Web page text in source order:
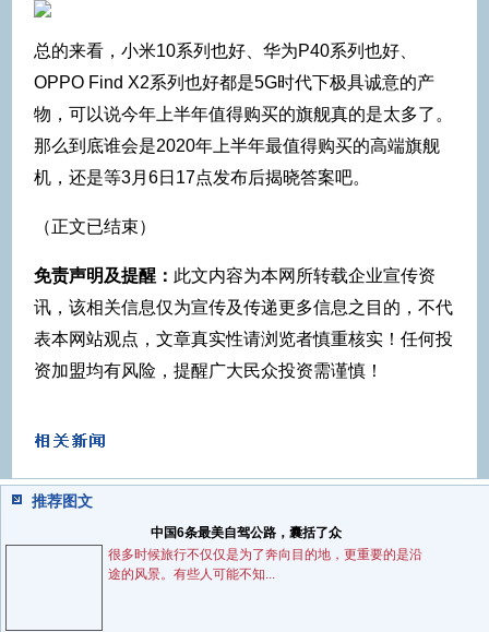
总的来看，小米10系列也好、华为P40系列也好、
OPPO Find X2系列也好都是5G时代下极具诚意的产
物，可以说今年上半年值得购买的旗舰真的是太多了。
那么到底谁会是2020年上半年最值得购买的高端旗舰
机，还是等3月6日17点发布后揭晓答案吧。
（正文已结束）
免责声明及提醒： 此文内容为本网所转载企业宣传资
讯，该相关信息仅为宣传及传递更多信息之目的，不代
表本网站观点，文章真实性请浏览者慎重核实！任何投
资加盟均有风险，提醒广大民众投资需谨慎！
推荐图文
中国6条最美自驾公路，囊括了众
很多时候旅行不仅仅是为了奔向目的地，更重要的是沿
途的风景。有些人可能不知...